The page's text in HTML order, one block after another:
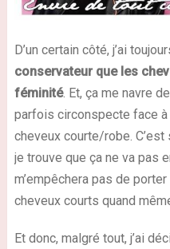
D’un certain côté, j’ai
conservateur que les
féminité. Et, ça me navre
parfois circonspecte face à
cheveux courte/robe.
je trouve que ça ne va pas
m’empêchera pas de
cheveux courts quand
Et donc, malgré tout, j’ai